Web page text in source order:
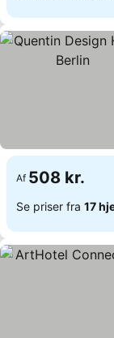
Af 508 kr.
Se priser fra 17